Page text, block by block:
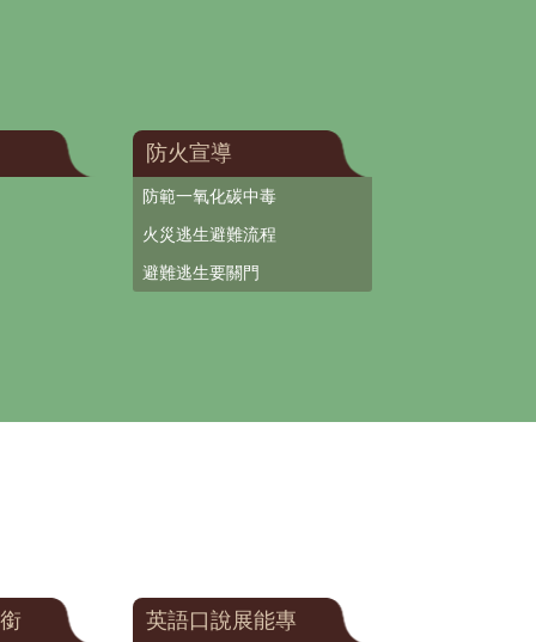
防火宣導
防範一氧化碳中毒
火災逃生避難流程
避難逃生要關門
英語口說展能專